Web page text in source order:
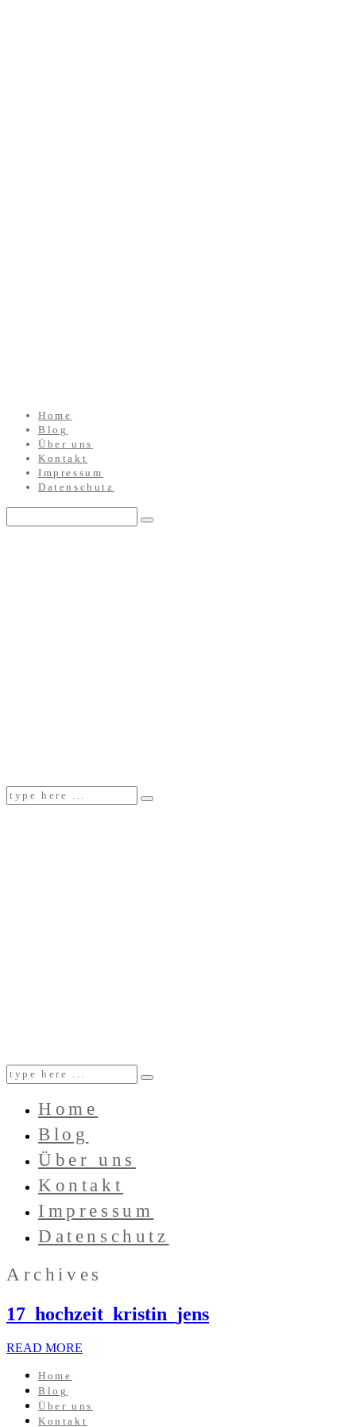
Home
Blog
Über uns
Kontakt
Impressum
Datenschutz
Home
Blog
Über uns
Kontakt
Impressum
Datenschutz
Archives
17_hochzeit_kristin_jens
READ MORE
Home
Blog
Über uns
Kontakt